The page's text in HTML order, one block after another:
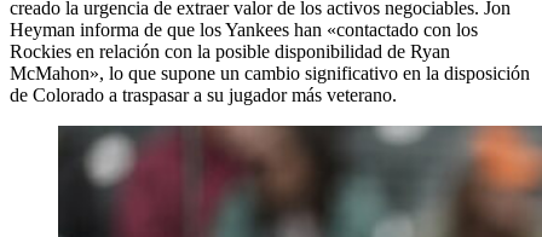
creado la urgencia de extraer valor de los activos negociables. Jon
Heyman informa de que los Yankees han «contactado con los
Rockies en relación con la posible disponibilidad de Ryan
McMahon», lo que supone un cambio significativo en la disposición
de Colorado a traspasar a su jugador más veterano.